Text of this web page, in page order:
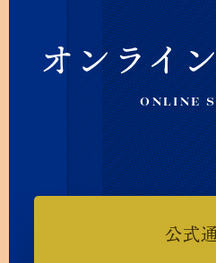
オンライ
ONLINE
公式